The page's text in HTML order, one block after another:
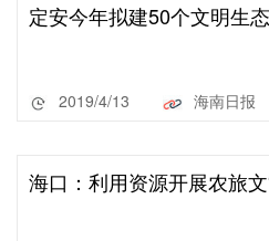
定安今年拟建50个文明生
2019/4/13 海南日报
海口：利用资源开展农旅